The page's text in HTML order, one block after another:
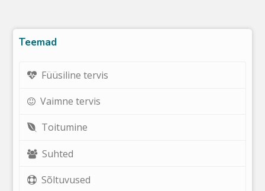
Teemad
Füüsiline tervis
Vaimne tervis
Toitumine
Suhted
Sõltuvused